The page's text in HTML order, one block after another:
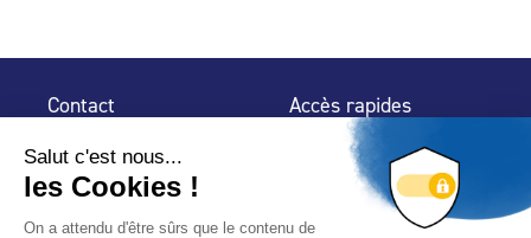
Contact
32 rue de Mogador
75 009 Paris
Accès rapides
Espace Presse
Trouver un
professionnel